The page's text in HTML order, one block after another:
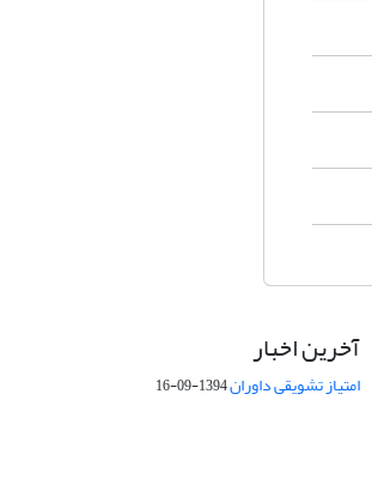
آخرین اخبار
امتیاز تشویقی داوران1394-09-16